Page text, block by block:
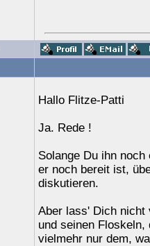
Hallo Flitze-Patti
Ja. Rede !
Solange Du ihn
er noch bereit ist,
diskutieren.
Aber lass' Dich nicht
und seinen
vielmehr nur dem,